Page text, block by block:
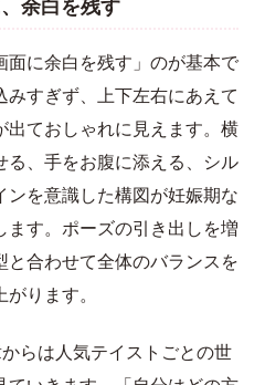
余白を残す
面に余白を残す」のが基本で
すぎず、上下左右にあえて
出ておしゃれに見えます。横
る、手をお腹に添える、シル
ンを意識した構図が妊娠期な
ます。ポーズの引き出しを増
合わせて全体のバランスを
ります。
らは人気テイストごとの世